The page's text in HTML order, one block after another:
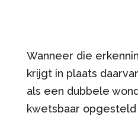
Wanneer die
krijgt in plaats
als een dubbele
kwetsbaar